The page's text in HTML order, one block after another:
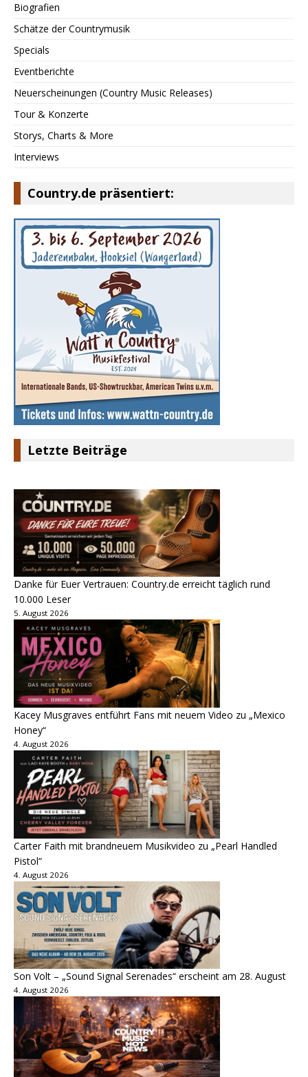
Biografien
Schätze der Countrymusik
Specials
Eventberichte
Neuerscheinungen (Country Music Releases)
Tour & Konzerte
Storys, Charts & More
Interviews
Country.de präsentiert:
Letzte Beiträge
Danke für Euer Vertrauen: Country.de erreicht täglich rund
10.000 Leser
5. August 2026
Kacey Musgraves entführt Fans mit neuem Video zu „Mexico
Honey“
4. August 2026
Carter Faith mit brandneuem Musikvideo zu „Pearl Handled
Pistol“
4. August 2026
Son Volt – „Sound Signal Serenades“ erscheint am 28. August
4. August 2026